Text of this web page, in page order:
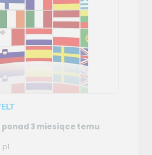
ponad 3 miesiące temu